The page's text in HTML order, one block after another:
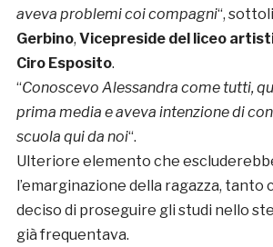
aveva problemi coi compagni“,
Gerbino, Vicepreside del liceo
Ciro Esposito.
“Conoscevo Alessandra come tutti,
prima media e aveva intenzione di
scuola qui da noi“.
Ulteriore elemento che
l’emarginazione della ragazza, tanto
deciso di proseguire gli studi nello
già frequentava.